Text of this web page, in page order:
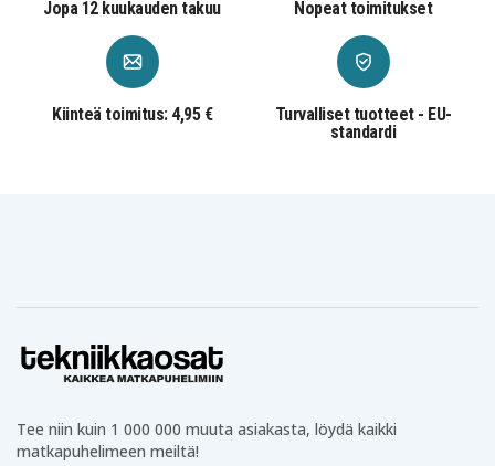
Sportsman 570 X2, Touring 570 (–2026)
Sportsman 450 HO (–2026)
Puutarhakoneet
Stiga
Park 340 / 420 / 520 / 540 / 640 / 720 / 740-sarja
Tractor 10–39-sarja
Garden 600 / 800 / 1000
Jopa 12 kuukauden takuu Nopeat toimitukset
Kiinteä toimitus: 4,95 €
Turvalliset tuotteet - EU-
standardi
Tee niin kuin 1 000 000 muuta asiakasta, löydä kaikki
matkapuhelimeen meiltä!